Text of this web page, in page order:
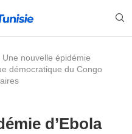
Une nouvelle épidémie
démocratique du Congo
d’Ebola